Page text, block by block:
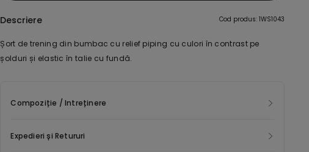
Descriere Cod produs: 1WS1043
Șort de trening din bumbac cu relief piping cu culori în contrast pe
șolduri și elastic în talie cu fundă.
Compoziție / Intreținere
Expedieri și Retururi